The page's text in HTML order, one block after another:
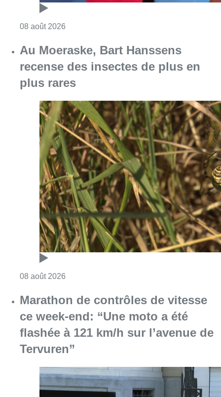
08 août 2026
Au Moeraske, Bart Hanssens
recense des insectes de plus en
plus rares
08 août 2026
Marathon de contrôles de vitesse
ce week-end: “Une moto a été
flashée à 121 km/h sur l’avenue de
Tervuren”